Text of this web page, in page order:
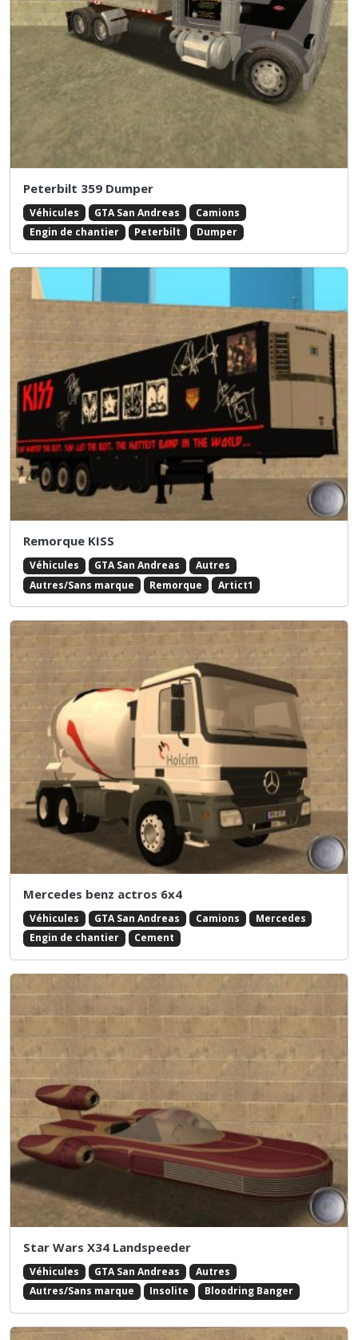
Peterbilt 359 Dumper
Véhicules GTA San Andreas
Camions
Engin de chantier
Peterbilt Dumper
Remorque KISS
Véhicules GTA San Andreas
Autres
Autres/Sans marque
Remorque Artict1
Mercedes benz actros 6x4
Véhicules GTA San Andreas Camions
Mercedes
Engin de chantier
Cement
Star Wars X34 Landspeeder
Véhicules GTA San Andreas
Autres
Autres/Sans marque
Insolite Bloodring Banger